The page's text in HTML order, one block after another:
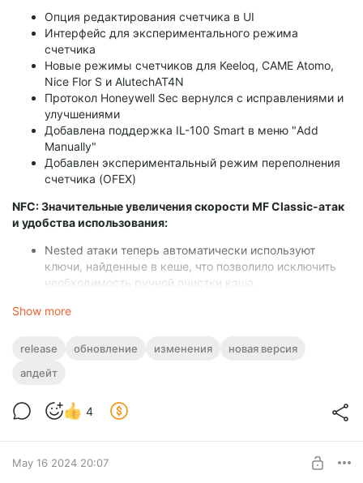
Опция редактирования счетчика в UI
Интерфейс для экспериментального режима
счетчика
Новые режимы счетчиков для Keeloq, CAME Atomo,
Nice Flor S и AlutechAT4N
Протокол Honeywell Sec вернулся с исправлениями и
улучшениями
Добавлена поддержка IL-100 Smart в меню "Add
Manually"
Добавлен экспериментальный режим переполнения
счетчика (OFEX)
NFC: Значительные увеличения скорости MF Classic-атак
и удобства использования:
Nested атаки теперь автоматически используют
ключи, найденные в кеше, что позволило исключить
необходимость ручной очистки кэша.
Nested работают в 10 раз быстрее.
MFUL на странице "Info".
Общие:
Главный экран: Опция быстрого включения дебаг
режима (долгое нажатие OK на экране с версией).
SubGHz Remote: Добавлены функции "Пульт по
Show more
release обновление изменения
новая версия
апдейт
4
May 16 2024 20:07